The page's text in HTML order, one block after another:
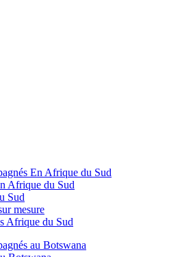
En Afrique du Sud
Afrique du Sud
Sud
mesure
Afrique du Sud
au Botswana